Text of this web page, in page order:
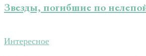
Звезды, погибшие по
Интересное